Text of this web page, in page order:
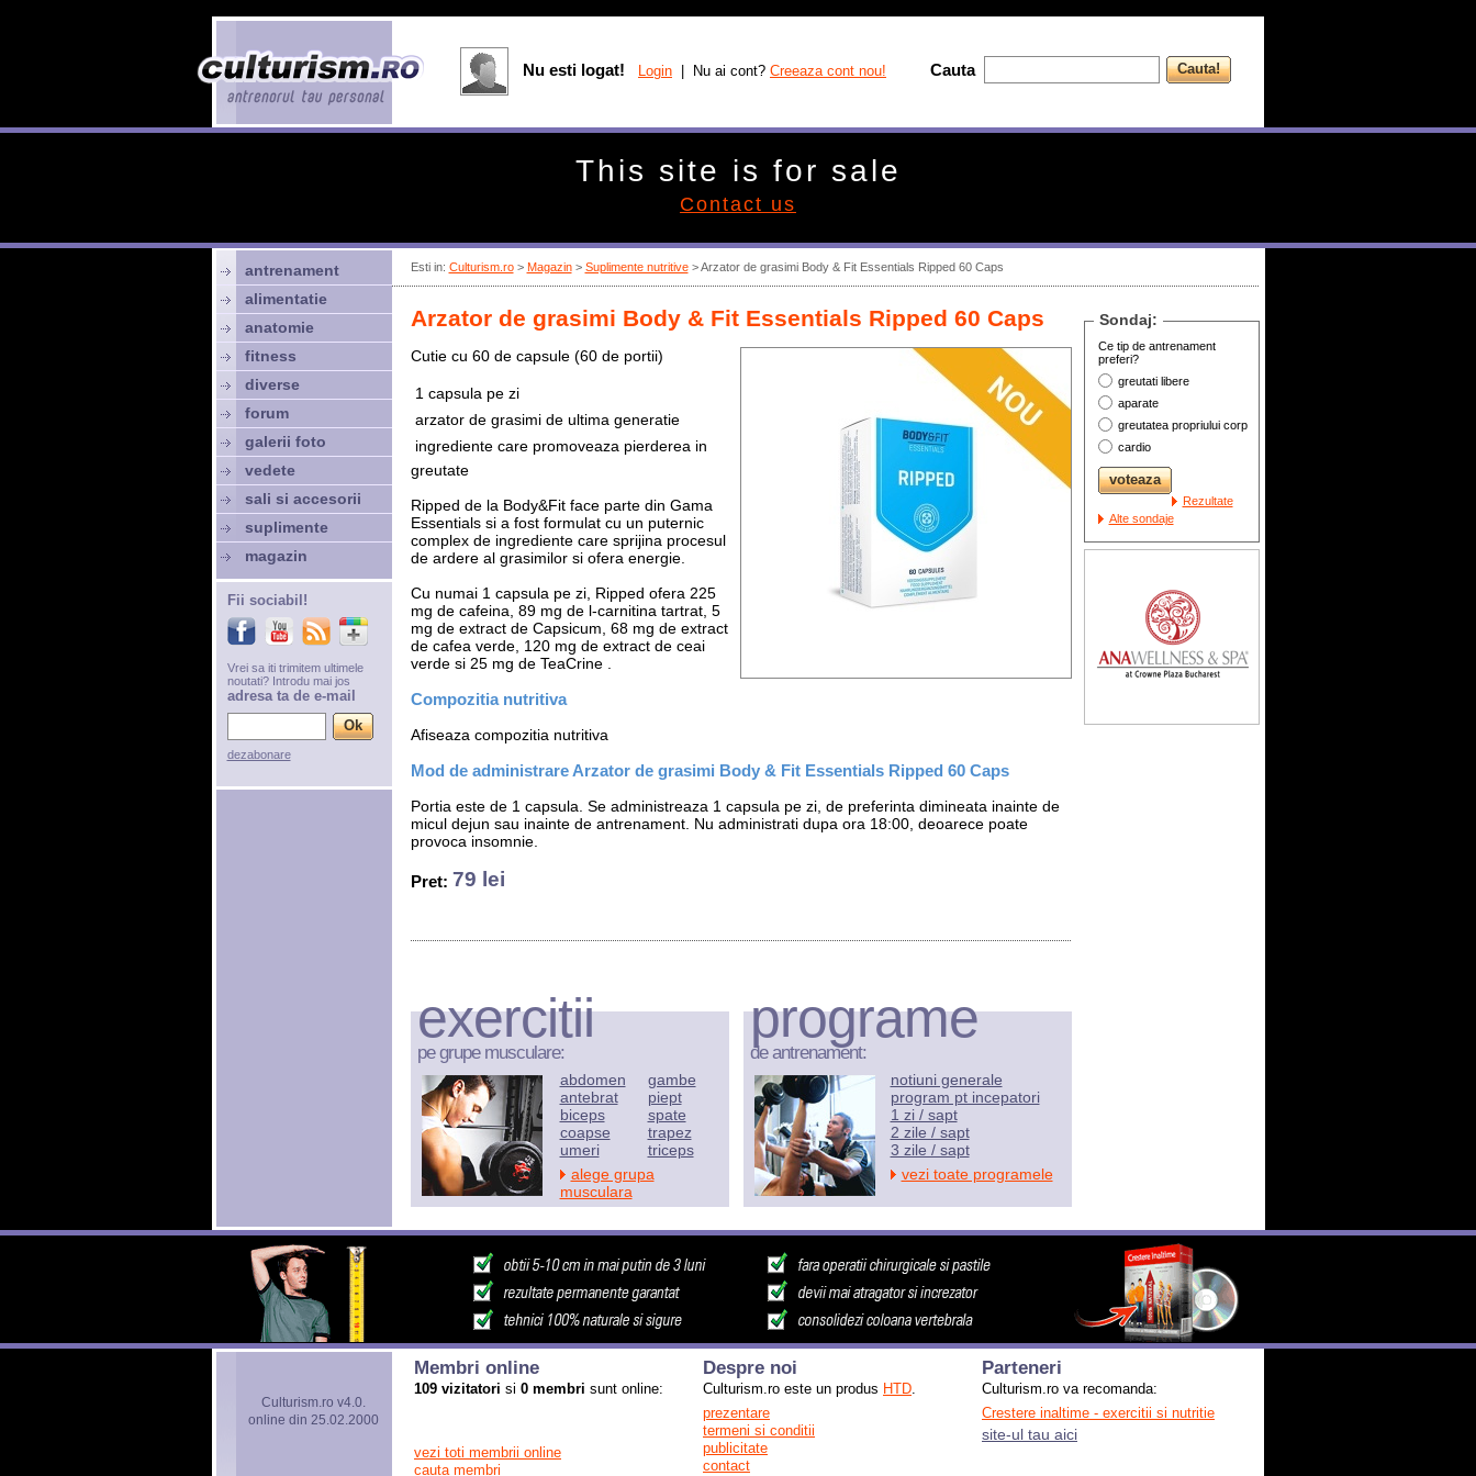
Esti in: Culturism.ro> Magazin> Suplimente nutritive>Arzator de grasimi Body & Fit Essentials Ripped 60 Caps
Arzator de grasimi Body & Fit Essentials Ripped 60 Caps
Cutie cu 60 de capsule (60 de portii)
 1 capsula pe zi
 arzator de grasimi de ultima generatie
 ingrediente care promoveaza pierderea in
greutate
Ripped de la Body&Fit face parte din Gama
Essentials si a fost formulat cu un puternic
complex de ingrediente care sprijina procesul
de ardere al grasimilor si ofera energie.
Cu numai 1 capsula pe zi, Ripped ofera 225
mg de cafeina, 89 mg de l-carnitina tartrat, 5
mg de extract de Capsicum, 68 mg de extract
de cafea verde, 120 mg de extract de ceai
verde si 25 mg de TeaCrine .
Compozitia nutritiva
Afiseaza compozitia nutritiva
Mod de administrare Arzator de grasimi Body & Fit Essentials Ripped 60 Caps
Portia este de 1 capsula. Se administreaza 1 capsula pe zi, de preferinta dimineata inainte de
micul dejun sau inainte de antrenament. Nu administrati dupa ora 18:00, deoarece poate
provoca insomnie.
Pret: 79 lei
Sondaj:
Ce tip de antrenament
preferi?
greutati libere
aparate
greutatea propriului corp
cardio
Rezultate
Alte sondaje
exercitii
pe grupe musculare:
abdomen
antebrat
biceps
coapse
umeri
gambe
piept
spate
trapez
triceps
alege grupa
musculara
programe
de antrenament:
notiuni generale
program pt incepatori
1 zi / sapt
2 zile / sapt
3 zile / sapt
vezi toate programele
antrenament
alimentatie
anatomie
fitness
diverse
forum
galerii foto
vedete
sali si accesorii
suplimente
magazin
Fii sociabil!
Vrei sa iti trimitem ultimele
noutati? Introdu mai jos
adresa ta de e-mail
dezabonare
Culturism.ro v4.0.
online din 25.02.2000
Membri online
109 vizitatori si 0 membri sunt online:
vezi toti membrii online
cauta membri
Despre noi
Culturism.ro este un produs HTD.
prezentare
termeni si conditii
publicitate
contact
Parteneri
Culturism.ro va recomanda:
Crestere inaltime - exercitii si nutritie
site-ul tau aici
Nu esti logat! Login | Nu ai cont? Creeaza cont nou! Cauta
This site is for sale
Contact us